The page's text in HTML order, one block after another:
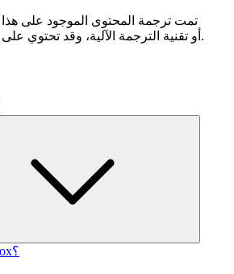
تمت ترجمة المحتوى الموجود على هذا
الاصطناعي (AI) أو تقنية الترجمة الآلية، وقد تحتوي على أخطاء.
ما هو Roblox؟